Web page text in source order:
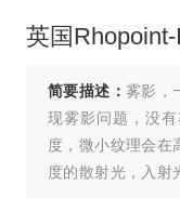
英国
简要描述：雾影，
现雾影问题，没
度，微小纹理会在
度的散射光，入射